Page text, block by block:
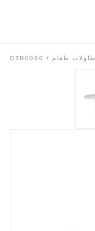
طاولات طعام / DTR0060